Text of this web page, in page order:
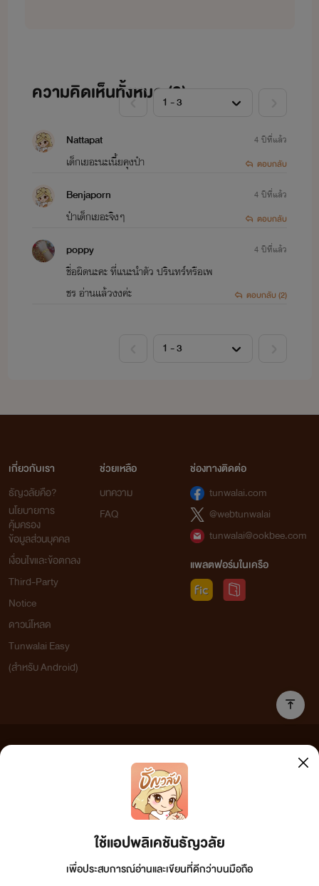
ความคิดเห็นทั้งหมด (3)
Nattapat
เด็กเยอะนะเนี้ยคุงป๋า
4 ปีที่แล้ว
ตอบกลับ
Benjaporn
ป๋าเด็กเยอะจิงๆ
4 ปีที่แล้ว
ตอบกลับ
poppy
ชื่อผิดนะคะ ที่แนะนำตัว ปรินทร์หรือเพ
ชร อ่านแล้วงงค่ะ
4 ปีที่แล้ว
ตอบกลับ (2)
ใช้แอปพลิเคชันธัญวลัย
เพื่อประสบการณ์อ่านและเขียนที่ดีกว่าบนมือถือ
เกี่ยวกับเรา
ธัญวลัยคือ?
นโยบายการ
คุ้มครอง
ข้อมูลส่วนบุคคล
เงื่อนไขและข้อตกลง
Third-Party
Notice
ดาวน์โหลด
Tunwalai Easy
(สำหรับ Android)
ช่วยเหลือ
บทความ
FAQ
ช่องทางติดต่อ
tunwalai.com
@webtunwalai
tunwalai@ookbee.com
แพลตฟอร์มในเครือ
เว็บไซต์แห่งนี้ไม่ได้เห็นด้วยและไม่ขอรับผิดชอบต่อข้อความใดๆ ทั้งสิ้น ดังนั้นผู้อ่านทุกท่านโปรดใช้
วิจารณญาณในการกลั่นกรองด้วยตนเอง และหากท่านพบข้อความใดๆ ที่ขัดต่อกฎหมายและศีลธรรม
กรุณาแจ้งมาที่ tunwalai@ookbee.com เพื่อทีมงานจะได้ดำเนินการในทันที ทั้งนี้ ทางเว็บไซต์ขอสงวน
ลิขสิทธิ์ตามพระราชบัญญัติลิขสิทธิ์ (ฉบับเพิ่มเติม) พ.ศ.2558